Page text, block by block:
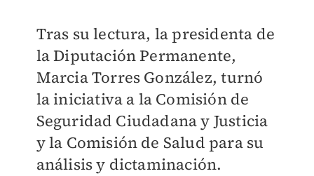
Tras su lectura, la presidenta de
la Diputación Permanente,
Marcia Torres González, turnó
la iniciativa a la Comisión de
Seguridad Ciudadana y Justicia
y la Comisión de Salud para su
análisis y dictaminación.